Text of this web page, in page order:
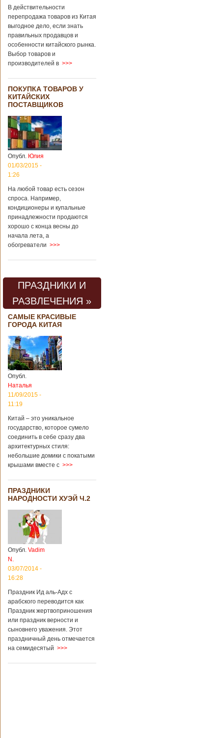
В действительности
перепродажа товаров из Китая
выгодное дело, если знать
правильных продавцов и
особенности китайского рынка.
Выбор товаров и
производителей в >>>
ПОКУПКА ТОВАРОВ У
КИТАЙСКИХ
ПОСТАВЩИКОВ
Опубл. Юлия
01/03/2015 -
1:26
На любой товар есть сезон
спроса. Например,
кондиционеры и купальные
принадлежности продаются
хорошо с конца весны до
начала лета, а
обогреватели >>>
ПРАЗДНИКИ И
РАЗВЛЕЧЕНИЯ »
САМЫЕ КРАСИВЫЕ
ГОРОДА КИТАЯ
Опубл.
Наталья
11/09/2015 -
11:19
Китай – это уникальное
государство, которое сумело
соединить в себе сразу два
архитектурных стиля:
небольшие домики с покатыми
крышами вместе с >>>
ПРАЗДНИКИ
НАРОДНОСТИ ХУЭЙ Ч.2
Опубл. Vadim
N.
03/07/2014 -
16:28
Праздник Ид аль-Адх с
арабского переводится как
Праздник жертвоприношения
или праздник верности и
сыновнего уважения. Этот
праздничный день отмечается
на семидесятый >>>